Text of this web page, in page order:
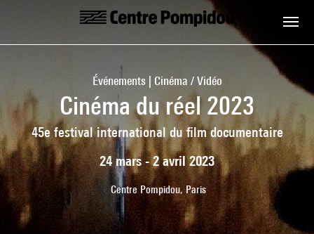
Aller au contenu principal
Centre Pompidou
Événements | Cinéma / Vidéo
Cinéma du réel 2023
45e festival international du film documentaire
24 mars - 2 avril 2023
Centre Pompidou, Paris